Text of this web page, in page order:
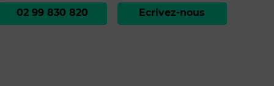
02 99 830 820 Ecrivez-nous